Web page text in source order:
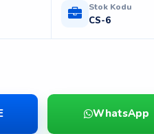
Stok Kodu
CS-6
WhatsApp